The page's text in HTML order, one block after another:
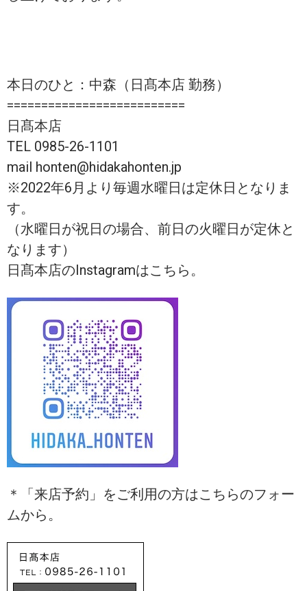
本日のひと：中森（日髙本店 勤務）
==========================
日髙本店
TEL 0985-26-1101
mail honten@hidakahonten.jp
※2022年6月より毎週水曜日は定休日となりま
す。
（水曜日が祝日の場合、前日の火曜日が定休と
なります）
日髙本店のInstagramはこちら。
＊「来店予約」をご利用の方はこちらのフォー
ムから。